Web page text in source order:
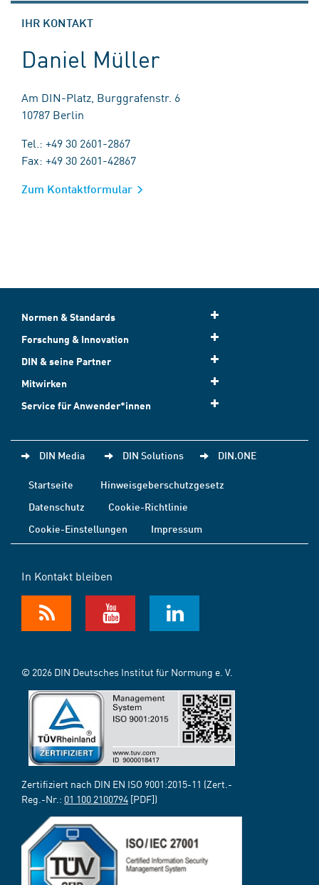
IHR KONTAKT
Daniel Müller
Am DIN-Platz, Burggrafenstr. 6
10787 Berlin
Tel.: +49 30 2601-2867
Fax: +49 30 2601-42867
Zum Kontaktformular
Normen & Standards
Forschung & Innovation
DIN & seine Partner
Mitwirken
Service für Anwender*innen
DIN Media DIN Solutions DIN.ONE
Startseite
Hinweisgeberschutzgesetz
Datenschutz
Cookie-Richtlinie
Cookie-Einstellungen
Impressum
In Kontakt bleiben
© 2026 DIN Deutsches Institut für Normung e. V.
Zertifiziert nach DIN EN ISO 9001:2015-11 (Zert.-
Reg.-Nr.: 01 100 2100794 [PDF])